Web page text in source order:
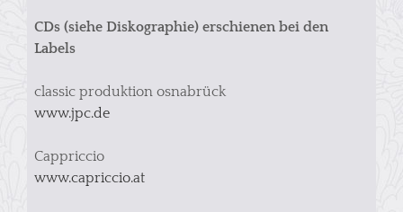
CDs (siehe Diskographie) erschienen bei den
Labels
classic produktion osnabrück
www.jpc.de
Cappriccio
www.capriccio.at